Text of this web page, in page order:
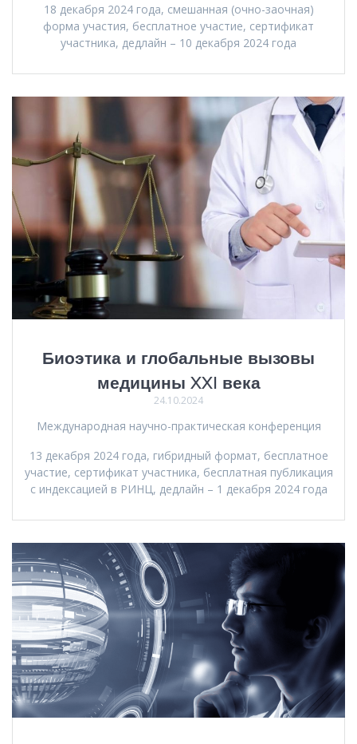
18 декабря 2024 года, смешанная (очно-заочная)
форма участия, бесплатное участие, сертификат
участника, дедлайн – 10 декабря 2024 года
Биоэтика и глобальные вызовы
медицины XXI века
24.10.2024
Международная научно-практическая конференция
13 декабря 2024 года, гибридный формат, бесплатное
участие, сертификат участника, бесплатная публикация
с индексацией в РИНЦ, дедлайн – 1 декабря 2024 года